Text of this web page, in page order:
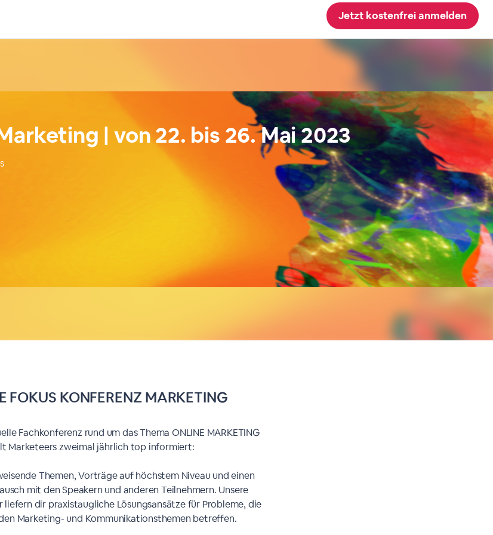
Jetzt kostenfrei anmelden
| von 22. bis 26. Mai 2023
FOKUS KONFERENZ MARKETING
Fachkonferenz rund um das Thema ONLINE MARKETING
Marketeers zweimal jährlich top informiert:
Themen, Vorträge auf höchstem Niveau und einen
mit den Speakern und anderen Teilnehmern. Unsere
liefern dir praxistaugliche Lösungsansätze für Probleme, die
Marketing- und Kommunikationsthemen betreffen.